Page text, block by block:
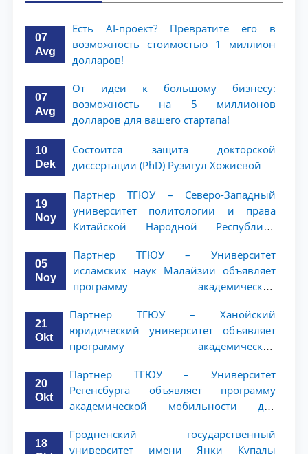
07
Avg
Есть AI-проект? Превратите его в
возможность стоимостью 1 миллион
долларов!
07
Avg
От идеи к большому бизнесу:
возможность на 5 миллионов
долларов для вашего стартапа!
10
Dek
Состоится защита докторской
диссертации (PhD) Рузигул Xoжиевой
19
Noy
Партнер ТГЮУ – Северо-Западный
университет политологии и права
Китайской Народной Республики
академической мобильности для
студентов 2–3 курсов
05
Noy
Партнер ТГЮУ – Университет
исламских наук Малайзии объявляет
программу академической
ТГЮУ
21
Okt
Партнер ТГЮУ – Ханойский
юридический университет объявляет
программу академической
20
Okt
Партнер ТГЮУ – Университет
Регенсбурга объявляет программу
академической мобильности для
18
Гродненский государственный
университет имени Янки Купалы